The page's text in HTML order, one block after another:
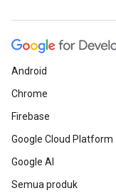
Android
Chrome
Firebase
Google Cloud Platform
Google AI
Semua produk